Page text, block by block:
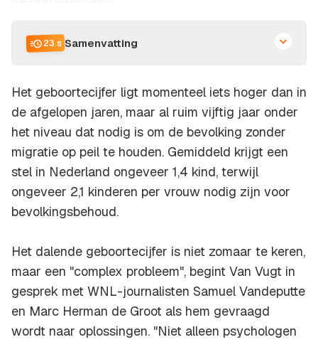
23 s Samenvatting
Het geboortecijfer ligt momenteel iets hoger dan in
de afgelopen jaren, maar al ruim vijftig jaar onder
het niveau dat nodig is om de bevolking zonder
migratie op peil te houden. Gemiddeld krijgt een
stel in Nederland ongeveer 1,4 kind, terwijl
ongeveer 2,1 kinderen per vrouw nodig zijn voor
bevolkingsbehoud.
Het dalende geboortecijfer is niet zomaar te keren,
maar een "complex probleem", begint Van Vugt in
gesprek met WNL-journalisten Samuel Vandeputte
en Marc Herman de Groot als hem gevraagd
wordt naar oplossingen. "Niet alleen psychologen